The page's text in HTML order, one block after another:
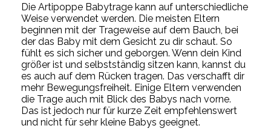
Die Artipoppe Babytrage kann auf unterschiedliche
Weise verwendet werden. Die meisten Eltern
beginnen mit der Trageweise auf dem Bauch, bei
der das Baby mit dem Gesicht zu dir schaut. So
fühlt es sich sicher und geborgen. Wenn dein Kind
größer ist und selbstständig sitzen kann, kannst du
es auch auf dem Rücken tragen. Das verschafft dir
mehr Bewegungsfreiheit. Einige Eltern verwenden
die Trage auch mit Blick des Babys nach vorne.
Das ist jedoch nur für kurze Zeit empfehlenswert
und nicht für sehr kleine Babys geeignet.